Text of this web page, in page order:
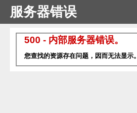
服务器错误
500 - 内部服务器错误。
您查找的资源存在问题，因而无法显示。